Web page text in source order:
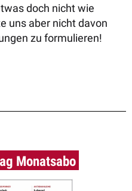
doch nicht wie
uns aber nicht davon
zu formulieren!
Monatsabo